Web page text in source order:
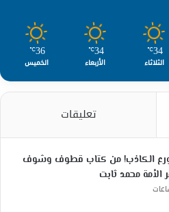
34
℃
الثلاثاء
34
℃
الأربعاء
36
℃
الخميس
تعليقات
الكاذب! من كتاب قطوف وشوف
الأمة محمد ثابت